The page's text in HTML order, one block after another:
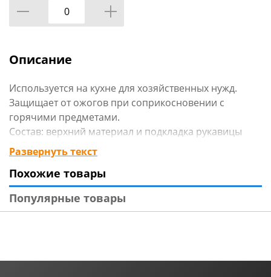
Описание
Используется на кухне для хозяйственных нужд.
Защищает от ожогов при соприкосновении с
горячими предметами.
Состав: верхний материал и подкладка рукавицы
100% хлопок, наполнитель 100% полиэфир.
Размеры: прихватка 18х18 см, рукавица 17х30 см.
Стирать в соответствии с указанием на этикетке.
Используется в быту. Не является средством
индивидуальной защиты от высоких и низких
Развернуть текст
Похожие товары
Популярные товары